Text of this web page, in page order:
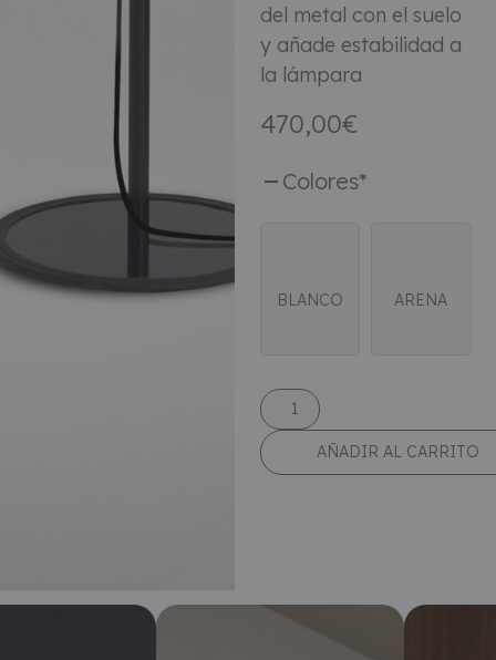
del metal con el suelo
y añade estabilidad a
la lámpara
470,00€
Colores*
BLANCO ARENA
AÑADIR AL CARRITO